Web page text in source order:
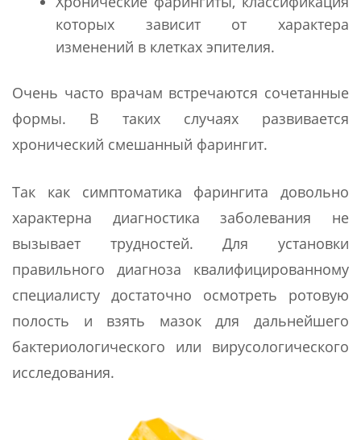
которых зависит от характера
изменений в клетках эпителия.
Очень часто врачам встречаются сочетанные
формы. В таких случаях развивается
хронический смешанный фарингит.
Так как симптоматика фарингита довольно
характерна диагностика заболевания не
вызывает трудностей. Для установки
правильного диагноза квалифицированному
специалисту достаточно осмотреть ротовую
полость и взять мазок для дальнейшего
бактериологического или вирусологического
исследования.